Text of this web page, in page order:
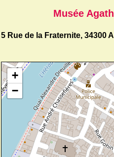
Musée
5 Rue de la Fraternite, 34300
+
−